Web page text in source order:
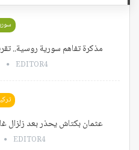
مذكرة تفاهم سورية روسية..
EDITOR4
عثمان بكتاش يحذر بعد زلزال غازي عنتاب: 6
EDITOR4